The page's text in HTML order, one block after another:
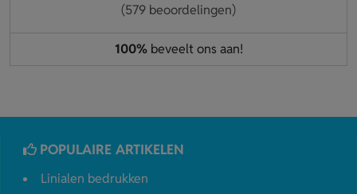
(579 beoordelingen)
100%beveelt ons aan!
POPULAIRE ARTIKELEN
Linialen bedrukken